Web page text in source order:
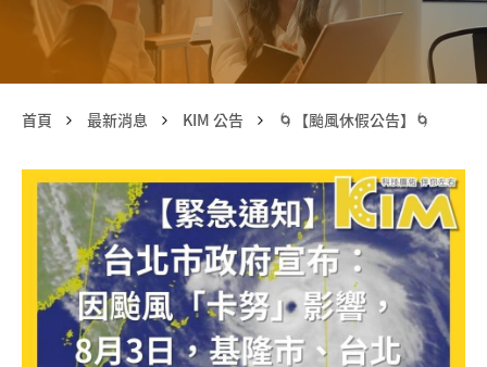
首頁 最新消息 KIM 公告 🌀【颱風休假公告】🌀